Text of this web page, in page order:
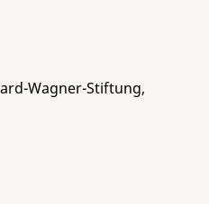
Wagner-Stiftung,